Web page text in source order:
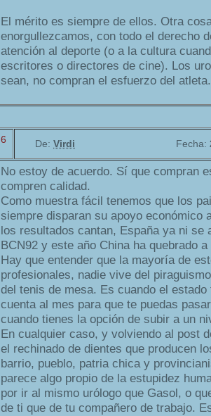
El mérito es siempre de ellos. Otra
enorgullezcamos, con todo el derecho
atención al deporte (o a la cultura
escritores o directores de cine). Los
sean, no compran el esfuerzo del atleta.
6 De: Virdi Fecha:
No estoy de acuerdo. Sí que compran
compren calidad.
Como muestra fácil tenemos que los
siempre disparan su apoyo económico
los resultados cantan, España ya ni se
BCN92 y este año China ha quebrado
Hay que entender que la mayoría de
profesionales, nadie vive del
del tenis de mesa. Es cuando el
cuenta al mes para que te puedas
cuando tienes la opción de subir a un
En cualquier caso, y volviendo al post
el rechinado de dientes que producen
barrio, pueblo, patria chica y
parece algo propio de la estupidez
por ir al mismo urólogo que Gasol, o
de ti que de tu compañero de trabajo.